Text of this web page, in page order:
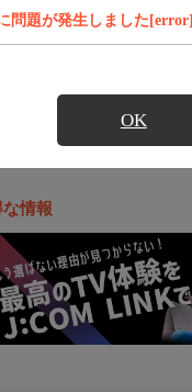
問題が発生しました[error]
OK
情報